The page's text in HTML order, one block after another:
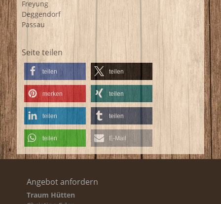
Freyung
Deggendorf
Passau
Seite teilen
teilen teilen
merken teilen
teilen teilen
teilen E-Mail
Angebot anfordern
Traum Hütten